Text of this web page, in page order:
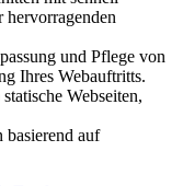
hervorragenden
und Pflege von
Ihres Webauftritts.
Webseiten,
auf